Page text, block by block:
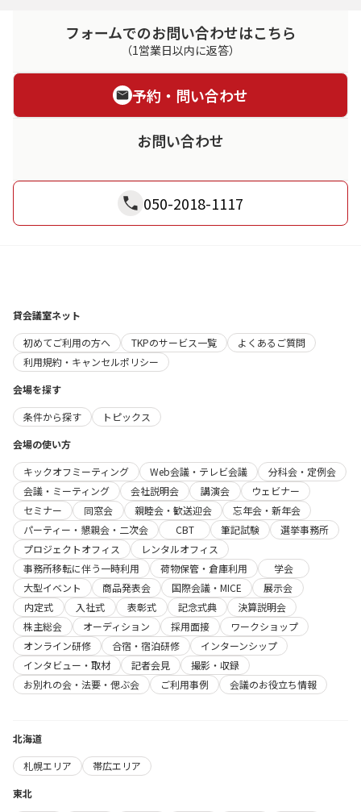
フォームでのお問い合わせはこちら
（1営業日以内に返答）
予約・問い合わせ
お問い合わせ
050-2018-1117
貸会議室ネット
初めてご利用の方へ
TKPのサービス一覧
よくあるご質問
利用規約・キャンセルポリシー
会場を探す
条件から探す
トピックス
会場の使い方
キックオフミーティング
Web会議・テレビ会議
分科会・定例会
会議・ミーティング
会社説明会 講演会
ウェビナー
セミナー
同窓会 親睦会・歓送迎会
忘年会・新年会
パーティー・懇親会・二次会
CBT 筆記試験
選挙事務所
プロジェクトオフィス
レンタルオフィス
事務所移転に伴う一時利用
荷物保管・倉庫利用
学会
大型イベント
商品発表会 国際会議・MICE
展示会
内定式
入社式 表彰式 記念式典
決算説明会
株主総会
オーディション 採用面接
ワークショップ
オンライン研修
合宿・宿泊研修
インターンシップ
インタビュー・取材
記者会見
撮影・収録
お別れの会・法要・偲ぶ会
ご利用事例 会議のお役立ち情報
北海道
札幌エリア
帯広エリア
東北